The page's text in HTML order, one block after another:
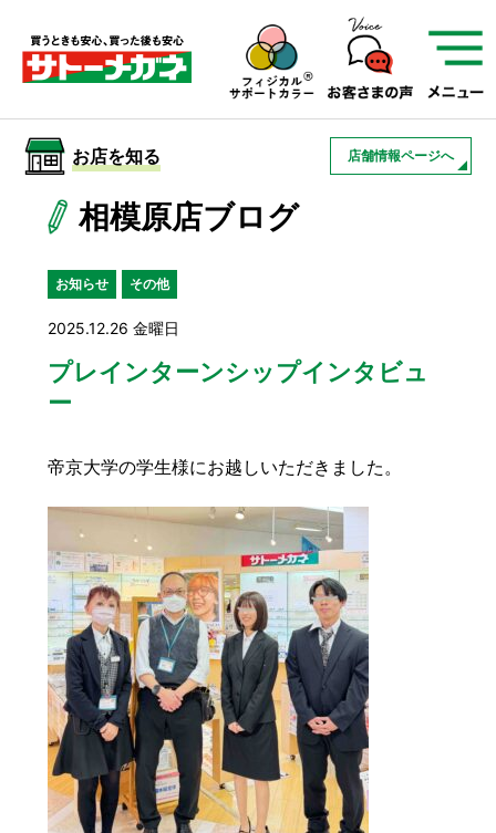
サトーメガネを知る
サトーメガネについて
01 サトーメガネの遠近
検査・フィッティング
03
お店を知る
サービスを知る
レンズ交換 豆知識 レスキュー
お知らせ 会社概要
お問い合わせ
採用情報 プライバシーポリシー
お店を知る 店舗情報ページへ
相模原店ブログ
お知らせ その他
2025.12.26 金曜日
プレインターンシップインタビュ
ー
帝京大学の学生様にお越しいただきました。